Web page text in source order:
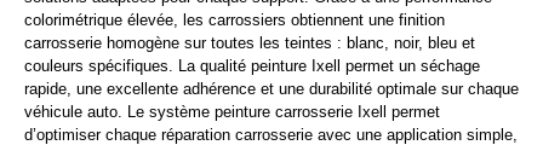
INSTALLATION LABO
TUTORIEL & CONSEILS
QUI SOMMES NOUS ?
colorimétrique élevée, les carrossiers obtiennent une finition
carrosserie homogène sur toutes les teintes : blanc, noir, bleu et
couleurs spécifiques. La qualité peinture Ixell permet un séchage
rapide, une excellente adhérence et une durabilité optimale sur chaque
véhicule auto. Le système peinture carrosserie Ixell permet
d’optimiser chaque réparation carrosserie avec une application simple,